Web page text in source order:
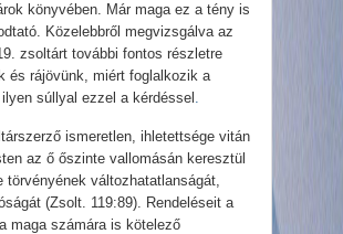
könyvében. Már maga ez a tény is
Közelebbről megvizsgálva az
zsoltárt további fontos részletre
és rájövünk, miért foglalkozik a
súllyal ezzel a kérdéssel .
ismeretlen, ihletettsége vitán
az ő őszinte vallomásán keresztül
törvényének változhatatlanságát,
(Zsolt. 119:89). Rendeléseit a
maga számára is kötelező